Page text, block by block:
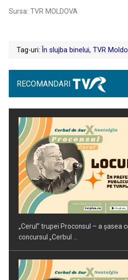
Sursa: TVR MOLDOVA
Tag-uri: În slujba binelui, TVR
RECOMANDARI
„Cerul” trupei Proconsul – a şasea
„Spune-mi”, piesa Monicăi Anghel –
în concursul ...